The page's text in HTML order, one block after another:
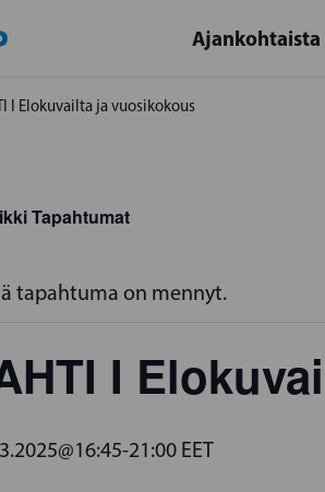
Ajankohtaista
I Elokuvailta ja vuosikokous
Tapahtumat
tapahtuma on mennyt.
I
-21:00 EET